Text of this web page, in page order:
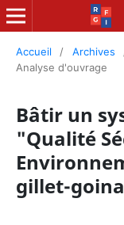
Accueil / Archives
Analyse d'ouvrage
Bâtir un
"Qualité
gillet-